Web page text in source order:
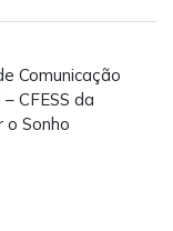
Comunicação
CFESS da
Sonho